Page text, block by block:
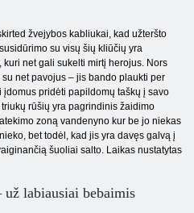
žvejybos kabliukai, kad užteršto
su visų šių kliūčių yra
net gali sukelti mirtį herojus. Nors
net pavojus – jis bando plaukti per
pridėti papildomų taškų į savo
rūšių yra pagrindinis žaidimo
zoną vandenyno kur be jo niekas
bet todėl, kad jis yra davęs galvą į
šuoliai salto. Laikas nustatytas
labiausiai bebaimis